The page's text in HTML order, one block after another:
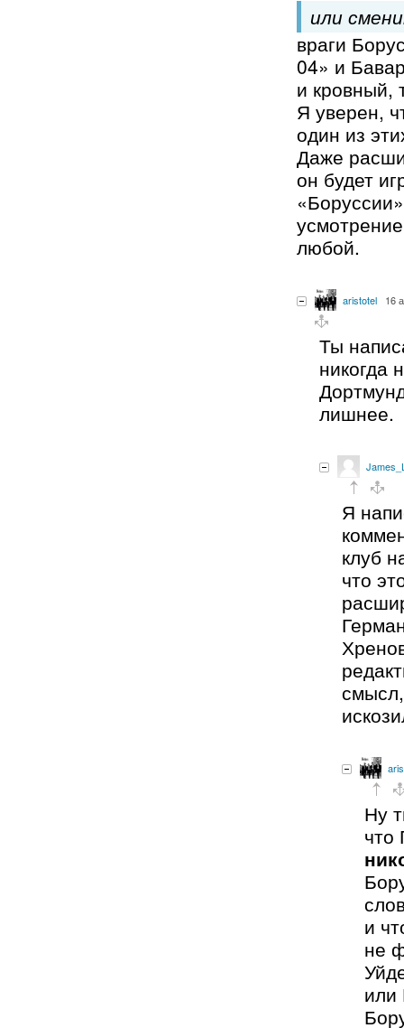
или
враги
04» и
и кровный,
Я уверен,
один из
Даже
он будет
любой.
aristotel 16
Ты
никогда
лишнее.
Я
клуб
что
Ну
что
и
не